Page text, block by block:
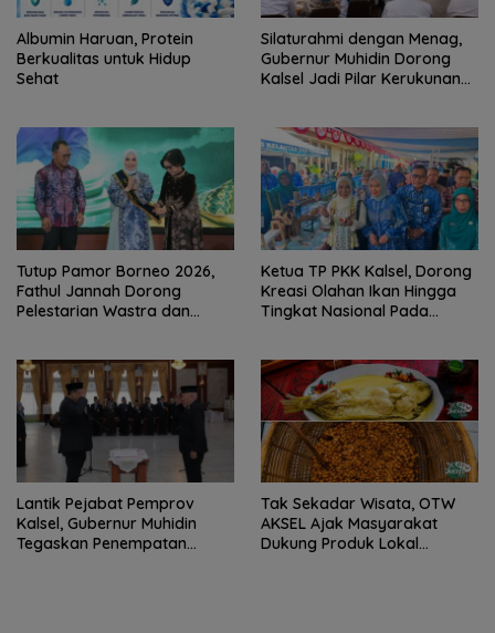
Albumin Haruan, Protein
Berkualitas untuk Hidup
Sehat
Silaturahmi dengan Menag,
Gubernur Muhidin Dorong
Kalsel Jadi Pilar Kerukunan
Tutup Pamor Borneo 2026,
Fathul Jannah Dorong
Pelestarian Wastra dan
Ketua TP PKK Kalsel, Dorong
Kreasi Olahan Ikan Hingga
Tingkat Nasional Pada
Lantik Pejabat Pemprov
Kalsel, Gubernur Muhidin
Tegaskan Penempatan
Tak Sekadar Wisata, OTW
AKSEL Ajak Masyarakat
Dukung Produk Lokal